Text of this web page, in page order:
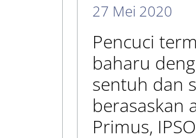
27 Mei 2020
Pencuci
baharu
sentuh dan
berasaskan
Primus, IPSO